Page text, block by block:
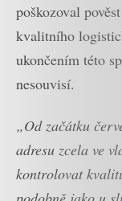
poškozoval
kvalitního
ukončením této
nesouvisí.
„Od začátku
adresu zcela ve
kontrolovat